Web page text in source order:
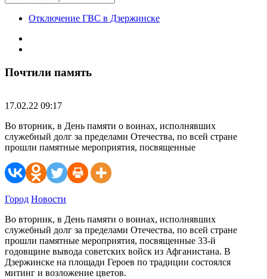
Отключение ГВС в Дзержинске
Почтили память
17.02.22 09:17
Во вторник, в День памяти о воинах, исполнявших
служебный долг за пределами Отечества, по всей стране
прошли памятные мероприятия, посвященные
Город Новости
Во вторник, в День памяти о воинах, исполнявших
служебный долг за пределами Отечества, по всей стране
прошли памятные мероприятия, посвященные 33-й
годовщине вывода советских войск из Афганистана. В
Дзержинске на площади Героев по традиции состоялся
митинг и возложение цветов.